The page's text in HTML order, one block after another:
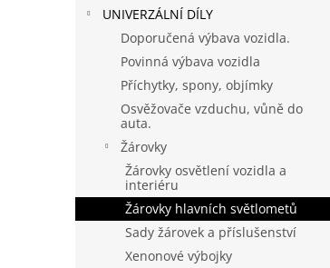
UNIVERZÁLNÍ DÍLY
Doporučená výbava vozidla.
Povinná výbava vozidla
Příchytky, spony, objímky
Osvěžovače vzduchu, vůně do
auta.
Žárovky
Žárovky osvětlení vozidla a
interiéru
Žárovky hlavních světlometů
Sady žárovek a příslušenství
Xenonové výbojky